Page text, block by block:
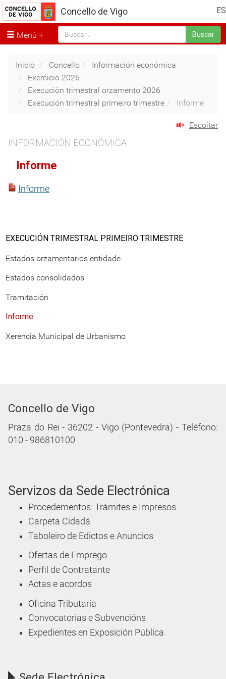
ES
Concello de Vigo
Menú Buscar
Inicio Concello
Información económica
Exercicio 2026
Execución trimestral orzamento 2026
Execución trimestral primeiro trimestre
Informe
Escoitar
INFORMACIÓN ECONÓMICA
Informe
Informe
EXECUCIÓN TRIMESTRAL PRIMEIRO TRIMESTRE
Estados orzamentarios entidade
Estados consolidados
Tramitación
Informe
Xerencia Municipal de Urbanismo
Concello de Vigo
Praza do Rei - 36202 - Vigo (Pontevedra) - Teléfono:
010 - 986810100
Servizos da Sede Electrónica
Procedementos: Trámites e Impresos
Carpeta Cidadá
Taboleiro de Edictos e Anuncios
Ofertas de Emprego
Perfil de Contratante
Actas e acordos
Oficina Tributaria
Convocatorias e Subvencións
Expedientes en Exposición Pública